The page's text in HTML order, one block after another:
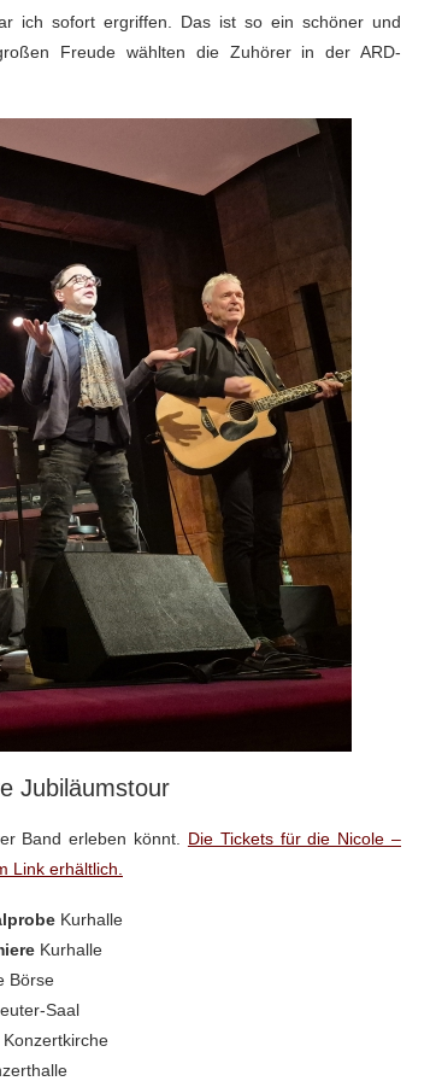
ich sofort ergriffen. Das ist so ein schöner und
Freude wählten die Zuhörer in der ARD-
Jubiläumstour
Band erleben könnt. Die Tickets für die Nicole –
Link erhältlich.
Kurhalle
Kurhalle
Börse
Saal
Konzertkirche